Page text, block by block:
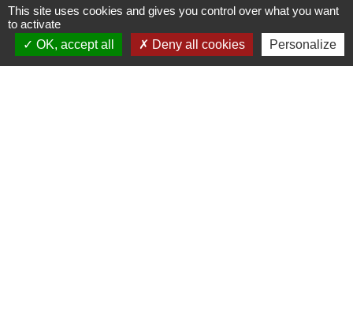
Contacts
This site uses cookies and gives you control over what you want
to activate
OK, accept all
Deny all cookies Personalize